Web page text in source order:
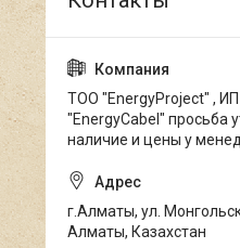
ТОО "EnergyProject" , ИП
"EnergyCabel" просьба
наличие и цены у
г.Алматы, ул.
Алматы, Казахстан